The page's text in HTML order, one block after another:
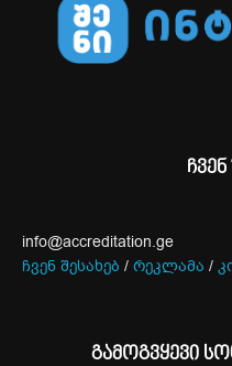
ჩვენ
info@accreditation.ge
ჩვენ შესახებ / რეკლამა /
გამოგვყევი